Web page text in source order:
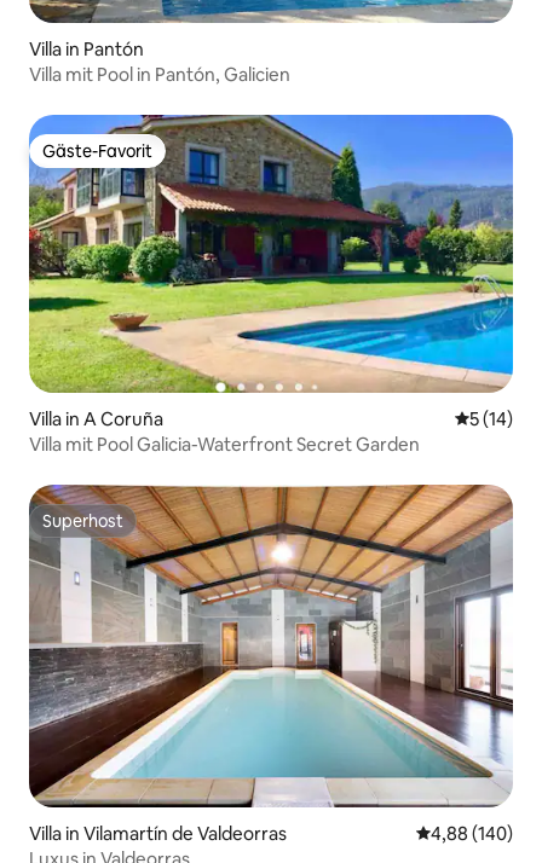
Villa in Pantón
Villa mit Pool in Pantón, Galicien
Gäste-Favorit
Gäste-Favorit
Villa in A Coruña
5 (14)
Villa mit Pool Galicia-Waterfront Secret Garden
Superhost
Superhost
Villa in Vilamartín de Valdeorras
4,88 (140)
Luxus in Valdeorras